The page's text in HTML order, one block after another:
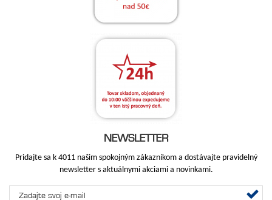
NEWSLETTER
Pridajte sa k 4011 našim spokojným zákazníkom a dostávajte pravidelný
newsletter s aktuálnymi akciami a novinkami.